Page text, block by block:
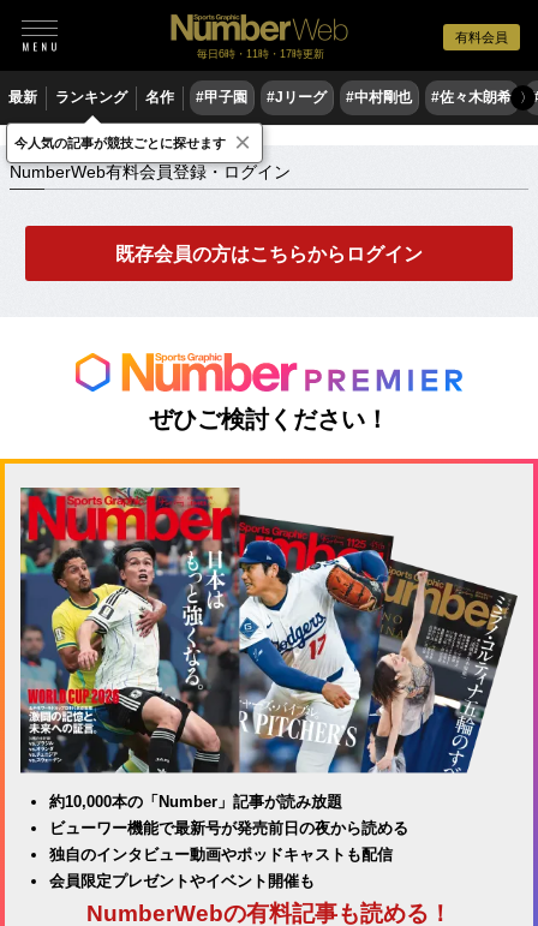
有料会員
毎日6時・11時・17時更新
最新 ランキング 名作 #甲子園 #Jリーグ #中村剛也 #佐々木朗希 〉
NumberWeb有料会員登録・ログイン
NumberWeb有料会員登録・ログイン
既存会員の方はこちらからログイン
ぜひご検討ください！
約10,000本の「Number」記事が読み放題
ビューワー機能で最新号が発売前日の夜から読める
独自のインタビュー動画やポッドキャストも配信
会員限定プレゼントやイベント開催も
NumberWebの有料記事も読める！
今人気の記事が競技ごとに探せます ×